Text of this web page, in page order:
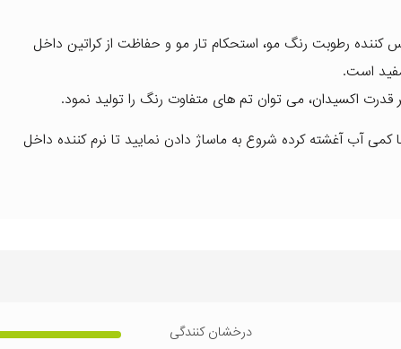
کننده رطوبت رنگ مو، استحکام تار مو و حفاظت از کراتین داخل
است.
کمی آب آغشته کرده شروع به ماساژ دادن نمایید تا نرم کننده داخل
درخشان کنندگی